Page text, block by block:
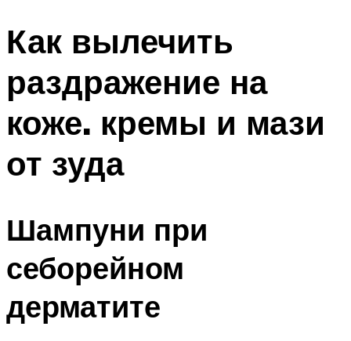
Как вылечить
раздражение на
коже. кремы и мази
от зуда
Шампуни при
себорейном
дерматите